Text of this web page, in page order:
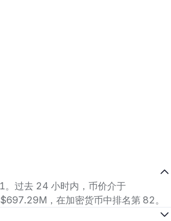
过去 24 小时内，币价介于
，在加密货币中排名第 82。